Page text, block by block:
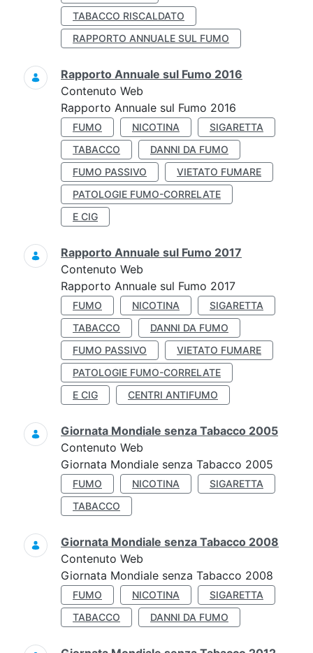
TABACCO RISCALDATO
RAPPORTO ANNUALE SUL FUMO
Rapporto Annuale sul Fumo 2016
Contenuto Web
Rapporto Annuale sul Fumo 2016
FUMO NICOTINA
SIGARETTA
TABACCO
DANNI DA FUMO
FUMO PASSIVO
VIETATO FUMARE
PATOLOGIE FUMO-CORRELATE
E CIG
Rapporto Annuale sul Fumo 2017
Contenuto Web
Rapporto Annuale sul Fumo 2017
FUMO NICOTINA
SIGARETTA
TABACCO
DANNI DA FUMO
FUMO PASSIVO
VIETATO FUMARE
PATOLOGIE FUMO-CORRELATE
E CIG
CENTRI ANTIFUMO
Giornata Mondiale senza Tabacco 2005
Contenuto Web
Giornata Mondiale senza Tabacco 2005
FUMO NICOTINA
SIGARETTA
TABACCO
Giornata Mondiale senza Tabacco 2008
Contenuto Web
Giornata Mondiale senza Tabacco 2008
FUMO NICOTINA
SIGARETTA
TABACCO
DANNI DA FUMO